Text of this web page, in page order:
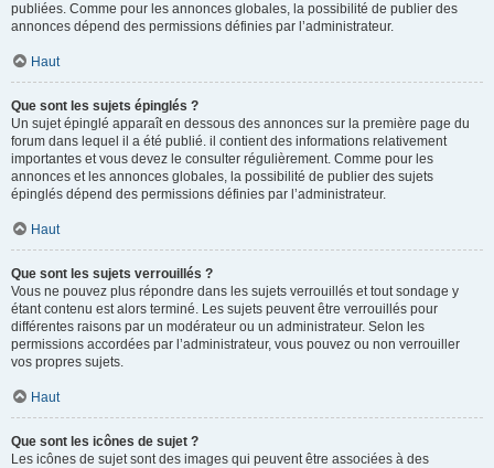
publiées. Comme pour les annonces globales, la possibilité de publier des
annonces dépend des permissions définies par l’administrateur.
Haut
Que sont les sujets épinglés ?
Un sujet épinglé apparaît en dessous des annonces sur la première page du
forum dans lequel il a été publié. il contient des informations relativement
importantes et vous devez le consulter régulièrement. Comme pour les
annonces et les annonces globales, la possibilité de publier des sujets
épinglés dépend des permissions définies par l’administrateur.
Haut
Que sont les sujets verrouillés ?
Vous ne pouvez plus répondre dans les sujets verrouillés et tout sondage y
étant contenu est alors terminé. Les sujets peuvent être verrouillés pour
différentes raisons par un modérateur ou un administrateur. Selon les
permissions accordées par l’administrateur, vous pouvez ou non verrouiller
vos propres sujets.
Haut
Que sont les icônes de sujet ?
Les icônes de sujet sont des images qui peuvent être associées à des